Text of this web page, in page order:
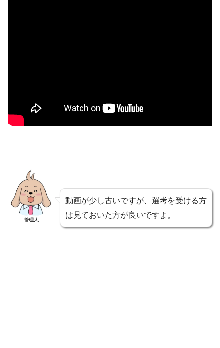
管理人
動画が少し古いですが、選考を受ける方
は見ておいた方が良いですよ。